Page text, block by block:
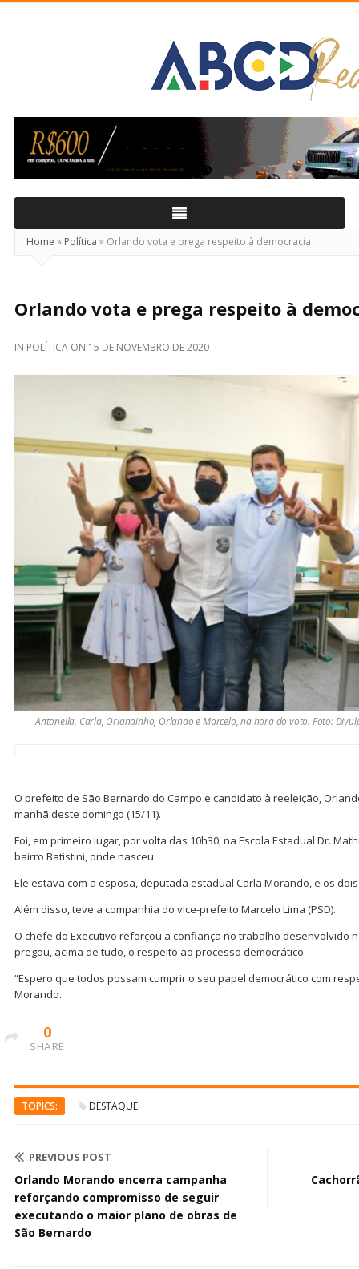
Real
Home » Política » Orlando vota e prega respeito à democracia
Orlando vota e prega respeito à
IN POLÍTICA ON 15 DE NOVEMBRO DE 2020
Antonella, Carla, Orlandinho, Orlando e Marcelo, na hora do voto. Foto:
O prefeito de São Bernardo do Campo e candidato à reeleição,
manhã deste domingo (15/11).
Foi, em primeiro lugar, por volta das 10h30, na Escola Estadual Dr.
bairro Batistini, onde nasceu.
Ele estava com a esposa, deputada estadual Carla Morando, e os
Além disso, teve a companhia do vice-prefeito Marcelo Lima (PSD).
O chefe do Executivo reforçou a confiança no trabalho desenvolvido
pregou, acima de tudo, o respeito ao processo democrático.
“Espero que todos possam cumprir o seu papel democrático com
Morando.
0
SHARE
TOPICS: DESTAQUE
PREVIOUS POST
Orlando Morando encerra campanha
reforçando compromisso de seguir
executando o maior plano de obras de
São Bernardo